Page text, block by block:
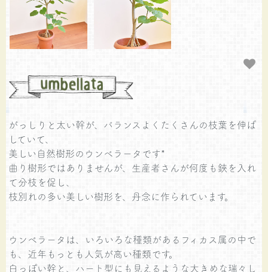
がっしりと太い幹が、バランスよくたくさんの枝葉を伸ば
していて、
美しい自然樹形のウンベラータです*
曲り樹形ではありませんが、生産者さんが何度も鋏を入れ
て分枝を促し、
枝別れの多い美しい樹形を、丹念に作られています。
ウンベラータは、いろいろな種類があるフィカス属の中で
も、近年もっとも人気が高い種類です。
白っぽい幹と、ハート型にも見えるような大きめな瑞々し